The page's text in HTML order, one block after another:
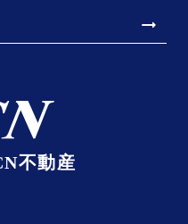
arrow_right_alt
不動産